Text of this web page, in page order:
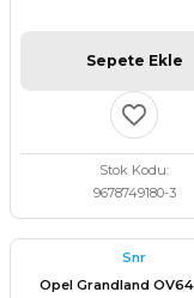
Sepete Ekle
Stok Kodu
9678749180-3
Snr
Opel Grandland